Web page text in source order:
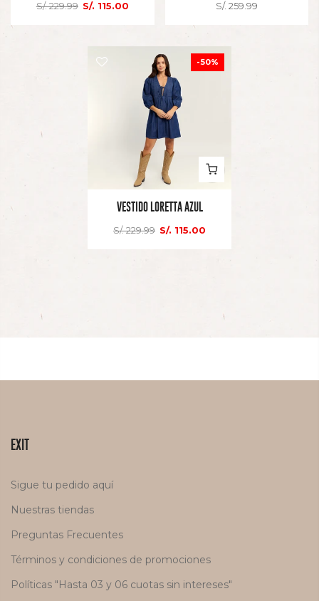
S/. 229.99 S/. 115.00 S/. 259.99
-50%
VESTIDO LORETTA AZUL
S/. 229.99 S/. 115.00
EXIT
Sigue tu pedido aquí
Nuestras tiendas
Preguntas Frecuentes
Términos y condiciones de promociones
Políticas "Hasta 03 y 06 cuotas sin intereses"